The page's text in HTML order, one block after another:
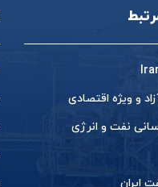
و ویژه اقتصادی
نفت و انرژی
ایران